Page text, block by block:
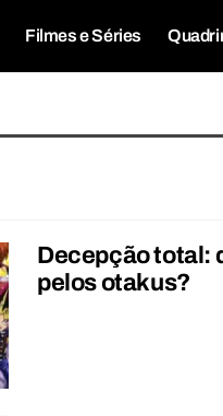
Filmes e Séries
Decepção total:
pelos otakus?